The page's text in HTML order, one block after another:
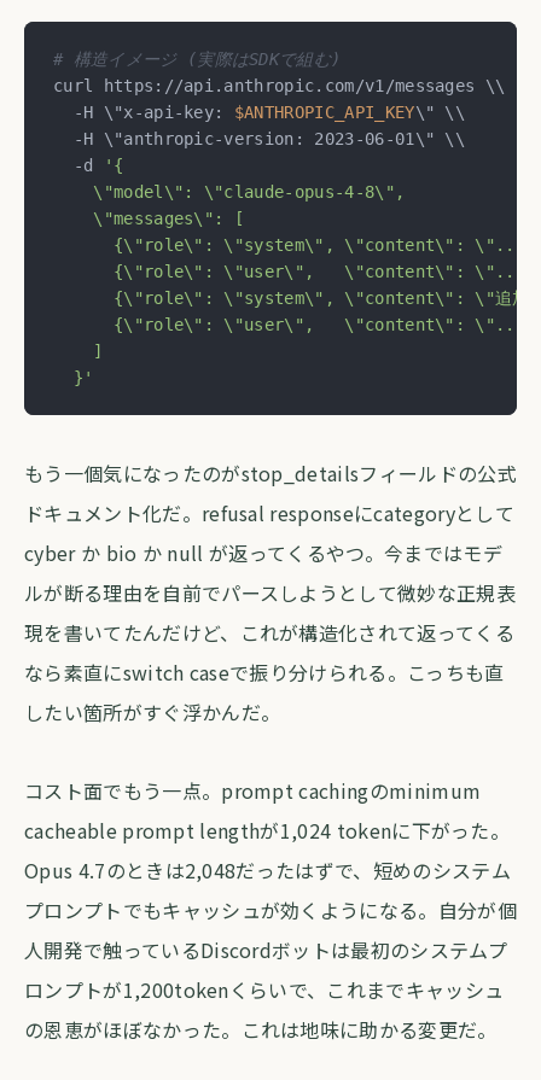
# 構造イメージ (実際はSDKで組む)
curl https://api.anthropic.com/v1/messages \\
  -H \"x-api-key:
$ANTHROPIC_API_KEY\" \\
  -H \"anthropic-version: 2023-06-01\" \\
  -d
'{
    \"model\": \"claude-opus-4-8\",
    \"messages\": [
{\"role\": \"system\", \"content\":
{\"role\": \"user\",   \"content\":
{\"role\": \"system\", \"content\": \"追加
{\"role\": \"user\",   \"content\":
    ]
  }'
もう一個気になったのがstop_detailsフィールドの公式
ドキュメント化だ。refusal responseにcategoryとして
cyber か bio か null が返ってくるやつ。今まではモデ
ルが断る理由を自前でパースしようとして微妙な正規表
現を書いてたんだけど、これが構造化されて返ってくる
なら素直にswitch caseで振り分けられる。こっちも直
したい箇所がすぐ浮かんだ。
コスト面でもう一点。prompt cachingのminimum
cacheable prompt lengthが1,024 tokenに下がった。
Opus 4.7のときは2,048だったはずで、短めのシステム
プロンプトでもキャッシュが効くようになる。自分が個
人開発で触っているDiscordボットは最初のシステムプ
ロンプトが1,200tokenくらいで、これまでキャッシュ
の恩恵がほぼなかった。これは地味に助かる変更だ。